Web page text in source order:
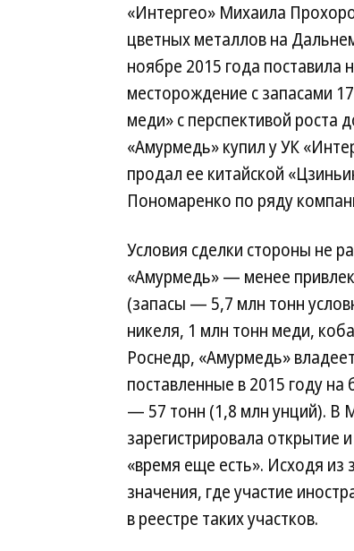
«Интергео» Михаила
цветных металлов на
ноябре 2015 года поставила
месторождение с запасами
меди» с перспективой роста
«Амурмедь» купил у УК
продал ее китайской
Пономаренко по ряду
Условия сделки стороны не
«Амурмедь» — менее
(запасы — 5,7 млн тонн
никеля, 1 млн тонн меди,
Роснедр, «Амурмедь»
поставленные в 2015 году
— 57 тонн (1,8 млн унций). В
зарегистрировала открытие
«время еще есть». Исходя из
значения, где участие
в реестре таких участков.